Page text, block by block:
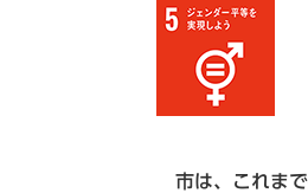
市は、これまで